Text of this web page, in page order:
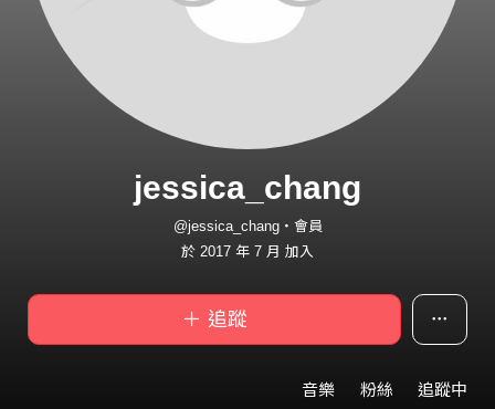
jessica_chang
@jessica_chang・會員
於 2017 年 7 月 加入
＋ 追蹤
音樂 粉絲 追蹤中